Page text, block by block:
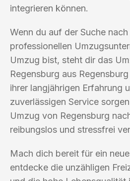
integrieren können.
Wenn du auf der Suche nach
professionellen
Umzug bist, steht dir das
Regensburg aus
ihrer langjährigen Erfahrung
zuverlässigen Service
Umzug von Regensburg
reibungslos und stressfrei
Mach dich bereit für ein
entdecke die unzähligen